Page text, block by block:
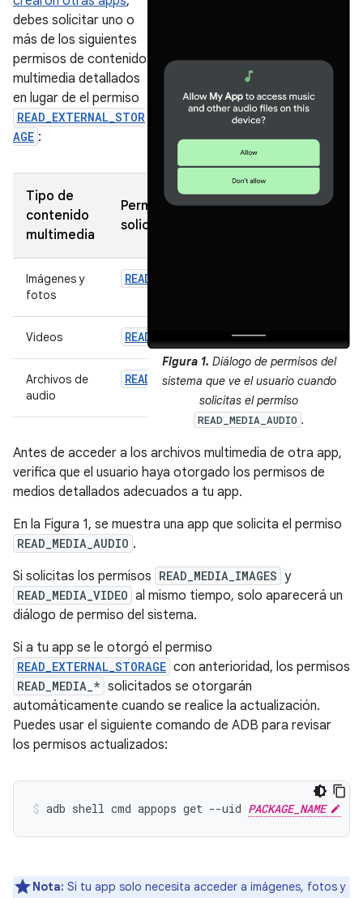
Figura 1. Diálogo de permisos del
sistema que ve el usuario cuando
solicitas el permiso
READ_MEDIA_AUDIO .
debes solicitar uno o
más de los siguientes
permisos de contenido
multimedia detallados
en lugar de el permiso
READ_EXTERNAL_STOR
AGE :
Tipo de
contenido
multimedia
Permiso para
solicitar
Imágenes y
fotos
READ_MEDIA_IMAGES
Videos READ_MEDIA_VIDEO
Archivos de
audio
READ_MEDIA_AUDIO
Antes de acceder a los archivos multimedia de otra app,
verifica que el usuario haya otorgado los permisos de
medios detallados adecuados a tu app.
En la Figura 1, se muestra una app que solicita el permiso
READ_MEDIA_AUDIO .
Si solicitas los permisos READ_MEDIA_IMAGES y
READ_MEDIA_VIDEO al mismo tiempo, solo aparecerá un
diálogo de permiso del sistema.
Si a tu app se le otorgó el permiso
READ_EXTERNAL_STORAGE con anterioridad, los permisos
READ_MEDIA_* solicitados se otorgarán
automáticamente cuando se realice la actualización.
Puedes usar el siguiente comando de ADB para revisar
los permisos actualizados:
adb shell cmd appops get --uid PACKAGE_NAME
Nota: Si tu app solo necesita acceder a imágenes, fotos y